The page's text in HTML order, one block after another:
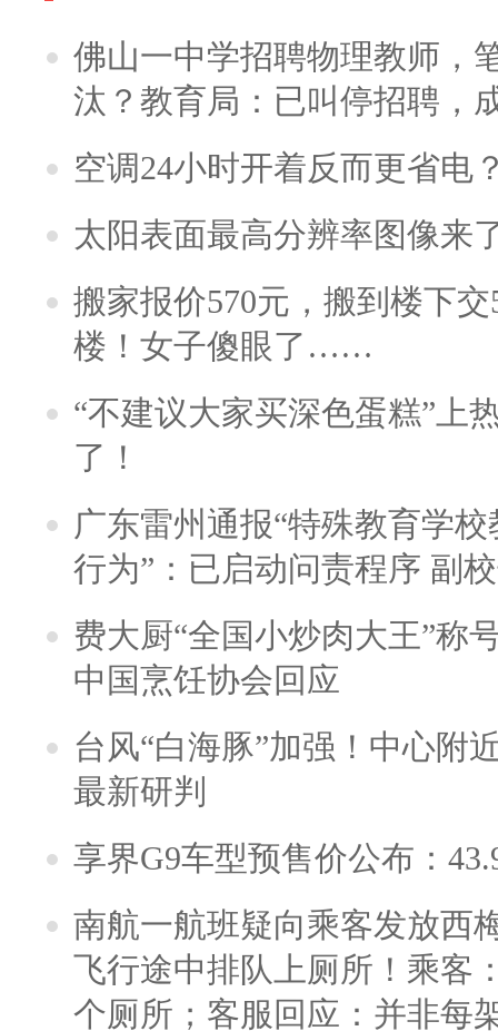
佛山一中学招聘物理教师，
汰？教育局：已叫停招聘，
空调24小时开着反而更省电
太阳表面最高分辨率图像来
搬家报价570元，搬到楼下
楼！女子傻眼了……
“不建议大家买深色蛋糕”上
了！
广东雷州通报“特殊教育学
行为”：已启动问责程序 副
费大厨“全国小炒肉大王”称
中国烹饪协会回应
台风“白海豚”加强！中心附
最新研判
享界G9车型预售价公布：
南航一航班疑向乘客发放西
飞行途中排队上厕所！乘客
个厕所；客服回应：并非每